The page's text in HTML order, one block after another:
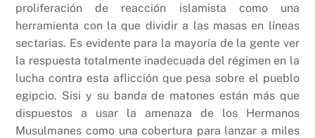
proliferación de reacción islamista como una
herramienta con la que dividir a las masas en líneas
sectarias. Es evidente para la mayoría de la gente ver
la respuesta totalmente inadecuada del régimen en la
lucha contra esta aflicción que pesa sobre el pueblo
egipcio. Sisi y su banda de matones están más que
dispuestos a usar la amenaza de los Hermanos
Musulmanes como una cobertura para lanzar a miles